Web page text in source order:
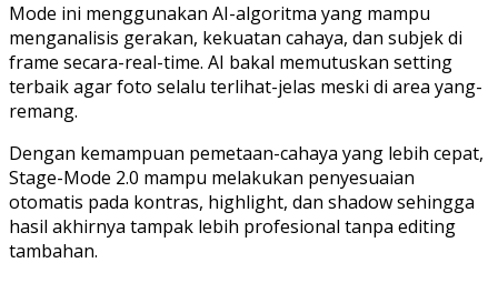
Mode ini menggunakan AI-algoritma yang mampu
menganalisis gerakan, kekuatan cahaya, dan subjek di
frame secara-real-time. AI bakal memutuskan setting
terbaik agar foto selalu terlihat-jelas meski di area yang-
remang.
Dengan kemampuan pemetaan-cahaya yang lebih cepat,
Stage-Mode 2.0 mampu melakukan penyesuaian
otomatis pada kontras, highlight, dan shadow sehingga
hasil akhirnya tampak lebih profesional tanpa editing
tambahan.